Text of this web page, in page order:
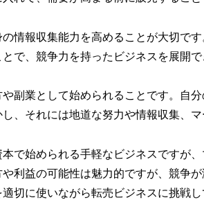
情報収集能力を高めることが大切で
で、競争力を持ったビジネスを展開で
副業として始められることです。自
、それには地道な努力や情報収集、マ
で始められる手軽なビジネスですが
利益の可能性は魅力的ですが、競争
切に使いながら転売ビジネスに挑戦し